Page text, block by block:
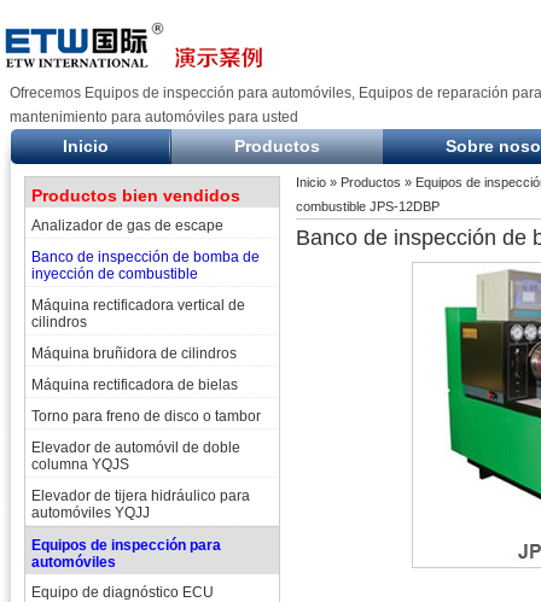
Ofrecemos Equipos de inspección para automóviles, Equipos de reparación
mantenimiento para automóviles para usted
Inicio Productos Sobre
Productos bien vendidos
Analizador de gas de escape
Banco de inspección de bomba de
inyección de combustible
Máquina rectificadora vertical de
cilindros
Máquina bruñidora de cilindros
Máquina rectificadora de bielas
Torno para freno de disco o tambor
Elevador de automóvil de doble
columna YQJS
Elevador de tijera hidráulico para
automóviles YQJJ
Equipos de inspección para
automóviles
Equipo de diagnóstico ECU
Inicio » Productos » Equipos de
combustible JPS-12DBP
Banco de inspección de